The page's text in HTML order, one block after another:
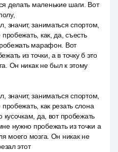
делать маленькие шаги. Вот
значит, заниматься спортом,
как, да, съесть
марафон. Вот
из точки, а в точку б это
Он никак не был к этому
значит, заниматься спортом,
как резать слона
кусочкам, да, вот пробежать
нужно пробежать из точки а
моего мозга. Он никак не
этот